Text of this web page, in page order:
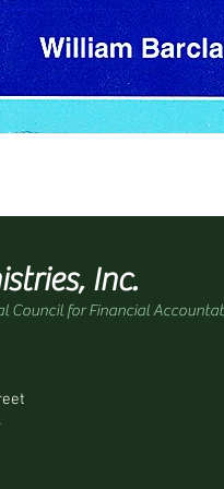
Inc.
Council for Financial